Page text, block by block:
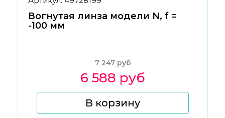
Вогнутая линза модели N, f =
-100 мм
7 247 руб
6 588 руб
В корзину